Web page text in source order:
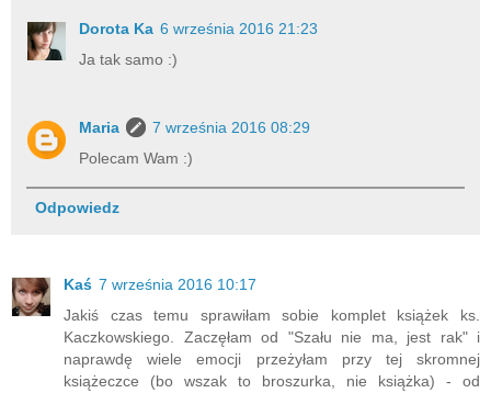
Dorota Ka 6 września 2016 21:23
Ja tak samo :)
Maria
7 września 2016 08:29
Polecam Wam :)
Odpowiedz
Kaś 7 września 2016 10:17
Jakiś czas temu sprawiłam sobie komplet książek ks.
Kaczkowskiego. Zaczęłam od "Szału nie ma, jest rak" i
naprawdę wiele emocji przeżyłam przy tej skromnej
książeczce (bo wszak to broszurka, nie książka) - od